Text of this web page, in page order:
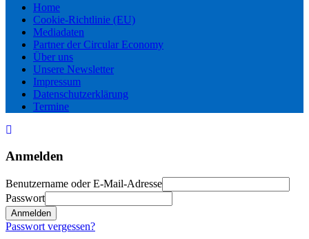
Home
Cookie-Richtlinie (EU)
Mediadaten
Partner der Circular Economy
Über uns
Unsere Newsletter
Impressum
Datenschutzerklärung
Termine
Anmelden
Benutzername oder E-Mail-Adresse
Passwort
Anmelden
Passwort vergessen?